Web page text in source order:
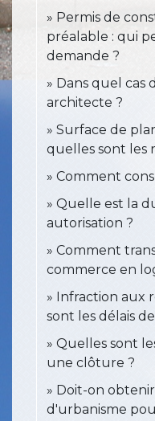
Permis de
préalable : qui
demande ?
Dans quel cas
architecte ?
Surface de
quelles sont les
Comment
Quelle est la
autorisation ?
Comment
commerce en
Infraction aux
sont les délais
Quelles sont
une clôture ?
Doit-on
d'urbanisme